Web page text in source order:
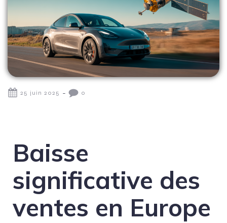
25 juin 2025 - 0
Baisse
significative des
ventes en Europe